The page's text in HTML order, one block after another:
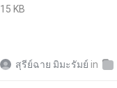
15 KB
สุรีย์ฉาย มิมะรัมย์ in